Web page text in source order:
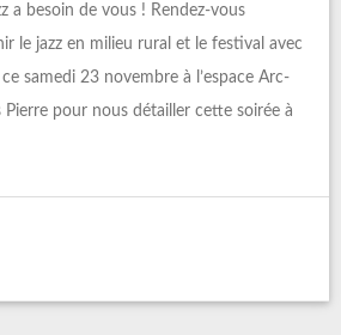
a besoin de vous ! Rendez-vous
le jazz en milieu rural et le festival avec
samedi 23 novembre à l’espace Arc-
pour nous détailler cette soirée à